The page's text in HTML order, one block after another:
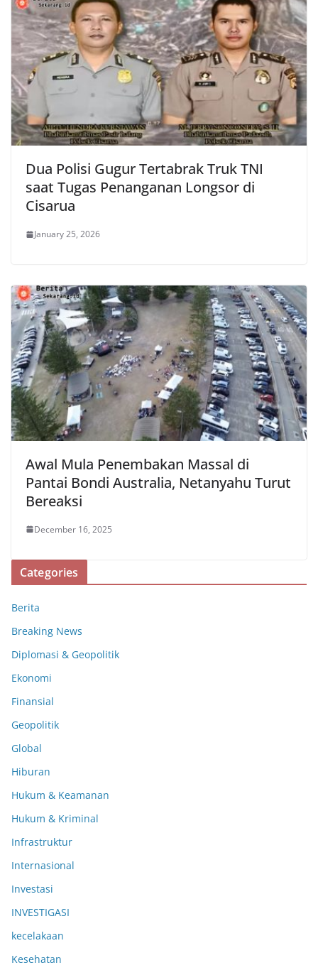
Dua Polisi Gugur Tertabrak Truk TNI
saat Tugas Penanganan Longsor di
Cisarua
January 25, 2026
Awal Mula Penembakan Massal di
Pantai Bondi Australia, Netanyahu Turut
Bereaksi
December 16, 2025
Categories
Berita
Breaking News
Diplomasi & Geopolitik
Ekonomi
Finansial
Geopolitik
Global
Hiburan
Hukum & Keamanan
Hukum & Kriminal
Infrastruktur
Internasional
Investasi
INVESTIGASI
kecelakaan
Kesehatan